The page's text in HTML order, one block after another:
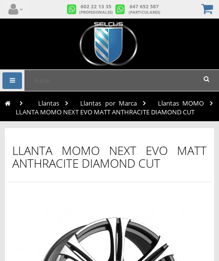
602 22 13 35
(PROFESIONALES)
647 652 587
(PARTICULARES)
Navegación
Toggle
Llantas Llantas por Marca
Llantas MOMO
LLANTA MOMO NEXT EVO MATT ANTHRACITE DIAMOND CUT
LLANTA MOMO NEXT EVO MATT
ANTHRACITE DIAMOND CUT